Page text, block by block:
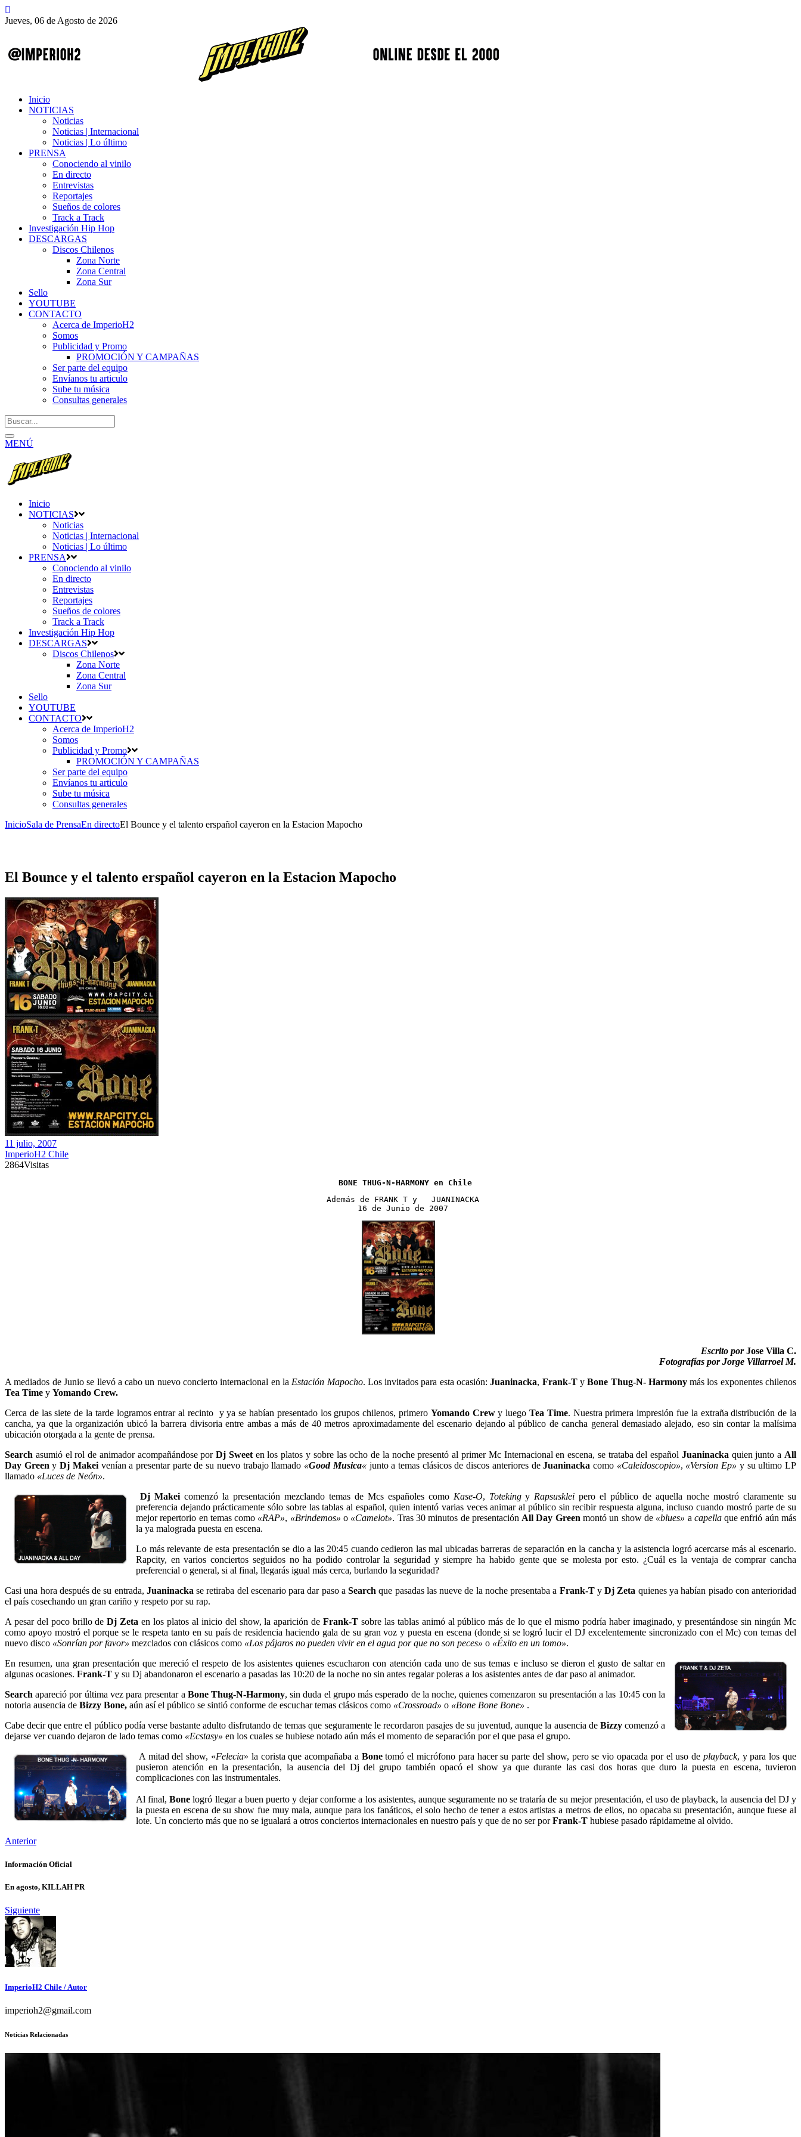
Jueves, 06 de Agosto de 2026
Inicio
NOTICIAS
Noticias
Noticias | Internacional
Noticias | Lo último
PRENSA
Conociendo al vinilo
En directo
Entrevistas
Reportajes
Sueños de colores
Track a Track
Investigación Hip Hop
DESCARGAS
Discos Chilenos
Zona Norte
Zona Central
Zona Sur
Sello
YOUTUBE
CONTACTO
Acerca de ImperioH2
Somos
Publicidad y Promo
PROMOCIÓN Y CAMPAÑAS
Ser parte del equipo
Envíanos tu articulo
Sube tu música
Consultas generales
MENÚ
Inicio
NOTICIAS
Noticias
Noticias | Internacional
Noticias | Lo último
PRENSA
Conociendo al vinilo
En directo
Entrevistas
Reportajes
Sueños de colores
Track a Track
Investigación Hip Hop
DESCARGAS
Discos Chilenos
Zona Norte
Zona Central
Zona Sur
Sello
YOUTUBE
CONTACTO
Acerca de ImperioH2
Somos
Publicidad y Promo
PROMOCIÓN Y CAMPAÑAS
Ser parte del equipo
Envíanos tu articulo
Sube tu música
Consultas generales
InicioSala de PrensaEn directoEl Bounce y el talento erspañol cayeron en la Estacion Mapocho
El Bounce y el talento erspañol cayeron en la Estacion Mapocho
11 julio, 2007
ImperioH2 Chile
2864Visitas
BONE THUG-N-HARMONY en Chile
Además de FRANK T y   JUANINACKA
16 de Junio de 2007
Escrito porJose Villa C.
Fotografías por Jorge Villarroel M.
A mediados de Junio se llevó a cabo un nuevo concierto internacional en la Estación Mapocho. Los invitados para esta ocasión:Juaninacka, Frank-TyBone Thug-N- Harmonymás los exponentes chilenos
Tea Time y Yomando Crew.
Cerca de las siete de la tarde logramos entrar al recinto y ya se habían presentado los grupos chilenos, primero Yomando Crewy luegoTea Time. Nuestra primera impresión fue la extraña distribución de la
cancha, ya que la organización ubicó la barrera divisoria entre ambas a más de 40 metros aproximadamente del escenario dejando al público de cancha general demasiado alejado, eso sin contar la malísima
ubicación otorgada a la gente de prensa.
Search asumió el rol de animador acompañándose porDj Sweeten los platos y sobre las ocho de la noche presentó al primer Mc Internacional en escena, se trataba del español Juaninacka quien junto a All
Day Green yDj Makeivenían a presentar parte de su nuevo trabajo llamado «Good Musica«junto a temas clásicos de discos anteriores deJuaninacka como «Caleidoscopio», «Version Ep» y su ultimo LP
llamado «Luces de Neón».
Dj Makeicomenzó la presentación mezclando temas de Mcs españoles como Kase-O, Totekingy Rapsusklei pero el público de aquella noche mostró claramente su
preferencia dejando prácticamente sólo sobre las tablas al español, quien intentó varias veces animar al público sin recibir respuesta alguna, incluso cuando mostró parte de su
mejor repertorio en temas como «RAP», «Brindemos» o «Camelot». Tras 30 minutos de presentación All Day Green montó un show de «blues» a capellaque enfrió aún más
la ya malograda puesta en escena.
Lo más relevante de esta presentación se dio a las 20:45 cuando cedieron las mal ubicadas barreras de separación en la cancha y la asistencia logró acercarse más al escenario.
Rapcity, en varios conciertos seguidos no ha podido controlar la seguridad y siempre ha habido gente que se molesta por esto. ¿Cuál es la ventaja de comprar cancha
preferencial o general, si al final, llegarás igual más cerca, burlando la seguridad?
Casi una hora después de su entrada, Juaninacka se retiraba del escenario para dar paso aSearch que pasadas las nueve de la noche presentaba a Frank-TyDj Zeta quienes ya habían pisado con anterioridad
el país cosechando un gran cariño y respeto por su rap.
A pesar del poco brillo deDj Zeta en los platos al inicio del show, la aparición deFrank-T sobre las tablas animó al público más de lo que el mismo podría haber imaginado, y presentándose sin ningún Mc
como apoyo mostró el porque se le respeta tanto en su país de residencia haciendo gala de su gran voz y puesta en escena (donde si se logró lucir el DJ excelentemente sincronizado con el Mc) con temas del
nuevo disco «Sonrían por favor» mezclados con clásicos como «Los pájaros no pueden vivir en el agua por que no son peces» o «Éxito en un tomo».
En resumen, una gran presentación que mereció el respeto de los asistentes quienes escucharon con atención cada uno de sus temas e incluso se dieron el gusto de saltar en
algunas ocasiones. Frank-T y su Dj abandonaron el escenario a pasadas las 10:20 de la noche no sin antes regalar poleras a los asistentes antes de dar paso al animador.
Search apareció por última vez para presentar a Bone Thug-N-Harmony, sin duda el grupo más esperado de la noche, quienes comenzaron su presentación a las 10:45 con la
notoria ausencia de Bizzy Bone, aún así el público se sintió conforme de escuchar temas clásicos como «Crossroad» o «Bone Bone Bone» .
Cabe decir que entre el público podía verse bastante adulto disfrutando de temas que seguramente le recordaron pasajes de su juventud, aunque la ausencia de Bizzycomenzó a
dejarse ver cuando dejaron de lado temas como «Ecstasy» en los cuales se hubiese notado aún más el momento de separación por el que pasa el grupo.
A mitad del show, «Felecia» la corista que acompañaba a Bonetomó el micrófono para hacer su parte del show, pero se vio opacada por el uso de playback, y para los que
pusieron atención en la presentación, la ausencia del Dj del grupo también opacó el show ya que durante las casi dos horas que duro la puesta en escena, tuvieron
complicaciones con las instrumentales.
Al final,Bone logró llegar a buen puerto y dejar conforme a los asistentes, aunque seguramente no se trataría de su mejor presentación, el uso de playback, la ausencia del DJ y
la puesta en escena de su show fue muy mala, aunque para los fanáticos, el solo hecho de tener a estos artistas a metros de ellos, no opacaba su presentación, aunque fuese al
lote. Un concierto más que no se igualará a otros conciertos internacionales en nuestro país y que de no ser porFrank-T hubiese pasado rápidametne al olvido.
Anterior
Información Oficial
En agosto, KILLAH PR
Siguiente
ImperioH2 Chile / Autor
imperioh2@gmail.com
Noticias Relacionadas